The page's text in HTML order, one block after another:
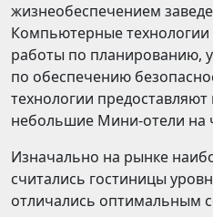
жизнеобеспечением
Компьютерные
работы по планированию,
по обеспечению
технологии предоставляют
небольшие Мини-отели на
Изначально на рынке
считались гостиницы
отличались оптимальным